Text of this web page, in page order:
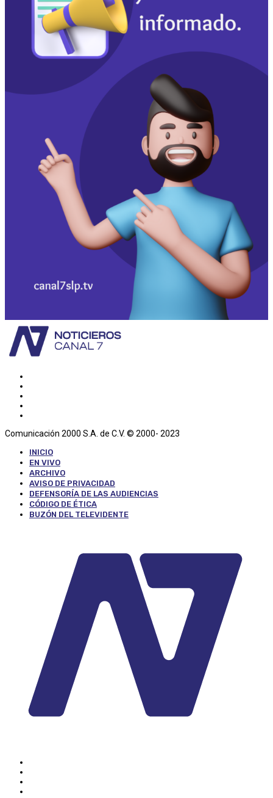
Comunicación 2000 S.A. de C.V. © 2000- 2023
INICIO
EN VIVO
ARCHIVO
AVISO DE PRIVACIDAD
DEFENSORÍA DE LAS AUDIENCIAS
CÓDIGO DE ÉTICA
BUZÓN DEL TELEVIDENTE